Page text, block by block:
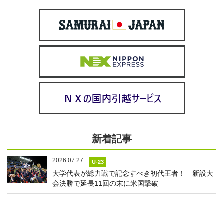
新着記事
2026.07.27 U-23
大学代表が総力戦で記念すべき初代王者！ 新設大
会決勝で延長11回の末に米国撃破